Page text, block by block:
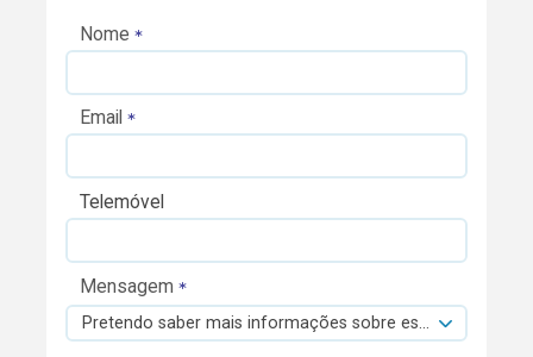
Nome
Email
Telemóvel
Mensagem
Pretendo saber mais informações sobre esta viatura.